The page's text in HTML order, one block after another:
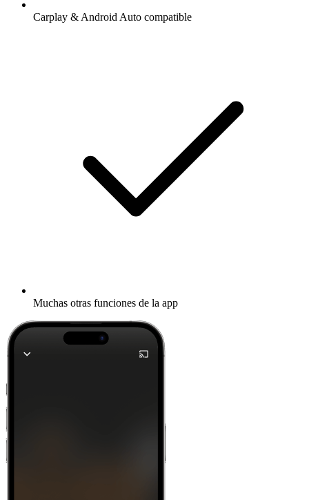
Carplay & Android Auto compatible
Muchas otras funciones de la app